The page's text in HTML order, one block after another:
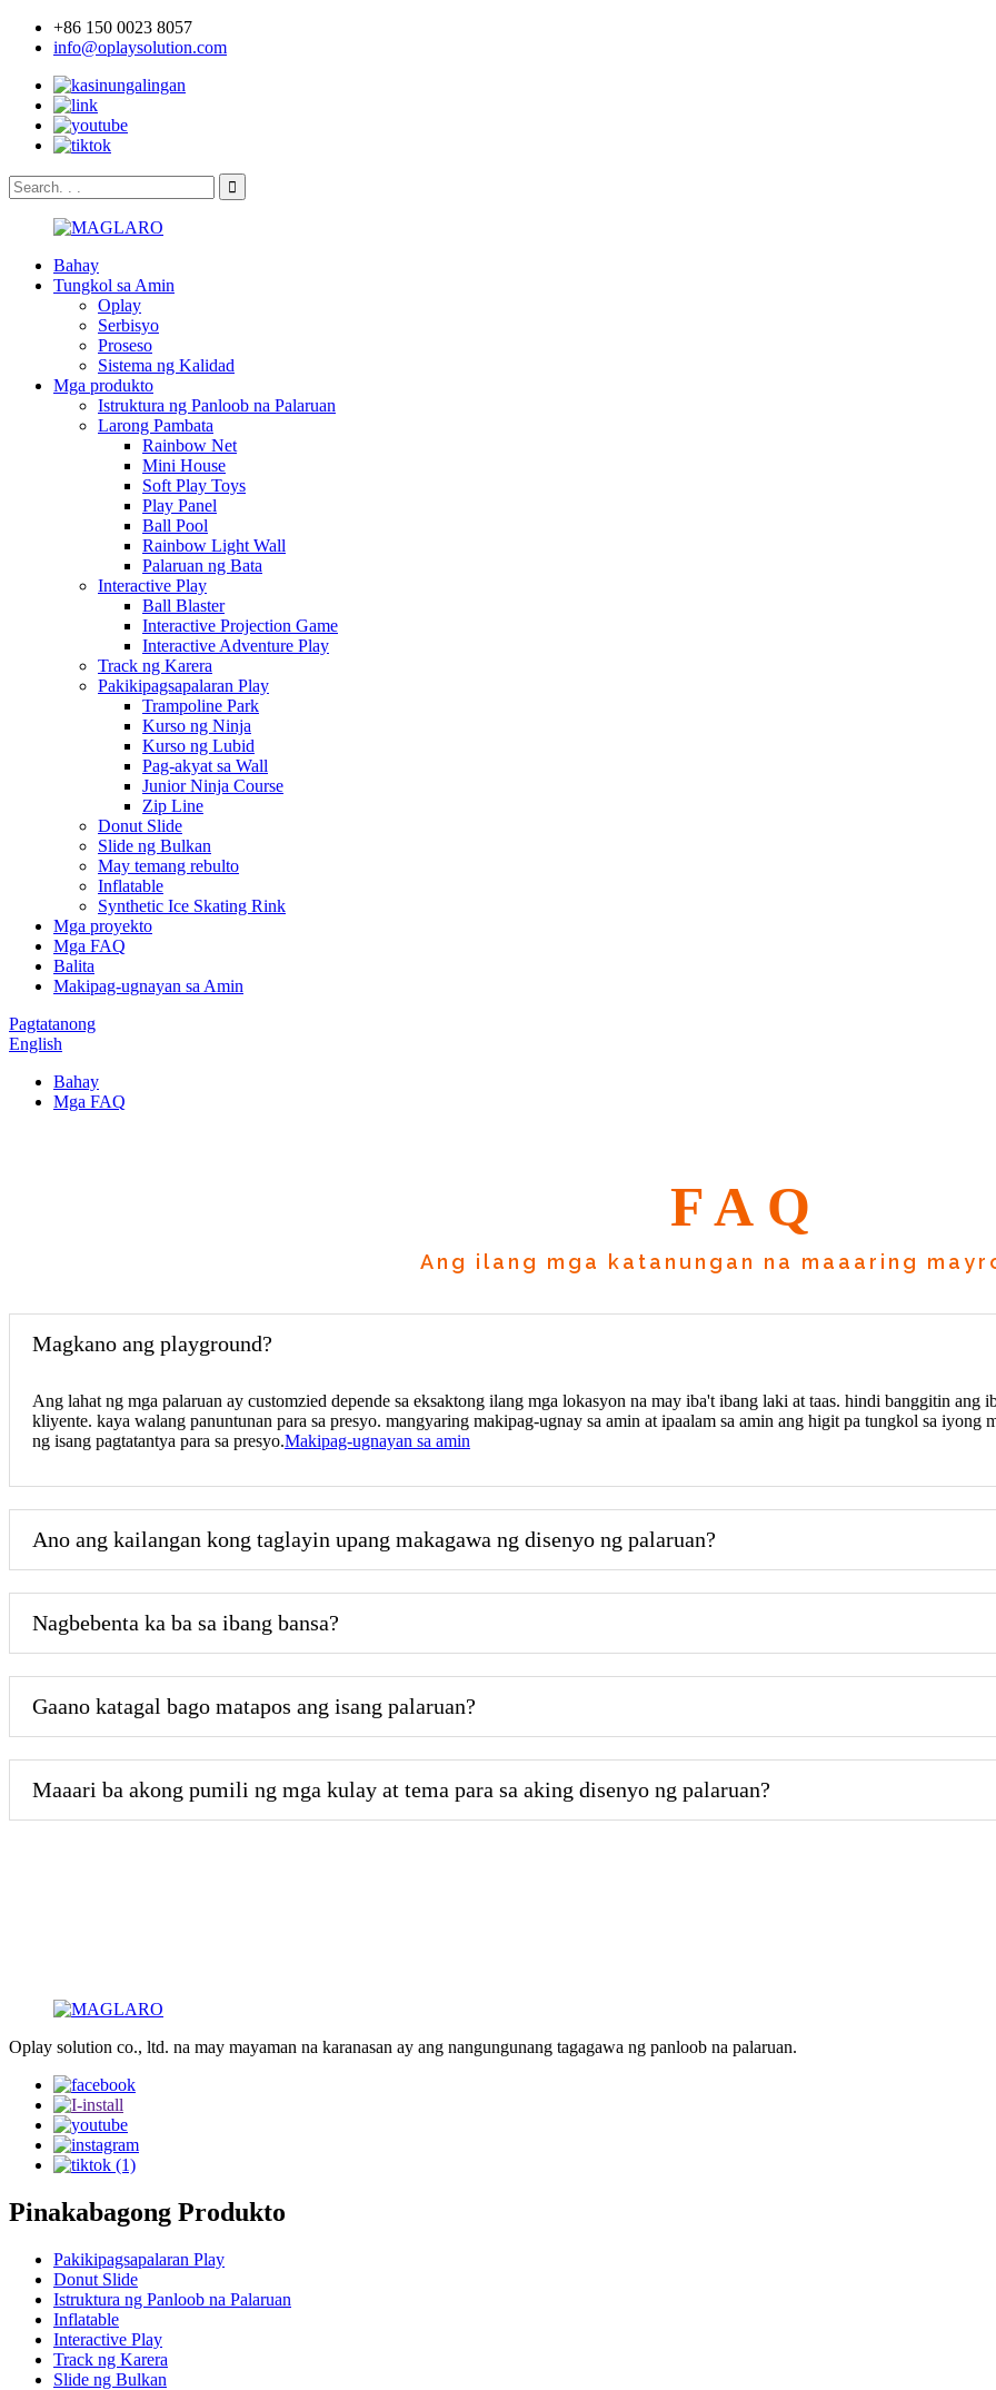
+86 150 0023 8057
info@oplaysolution.com
Bahay
Tungkol sa Amin
Oplay
Serbisyo
Proseso
Sistema ng Kalidad
Mga produkto
Istruktura ng Panloob na Palaruan
Larong Pambata
Rainbow Net
Mini House
Soft Play Toys
Play Panel
Ball Pool
Rainbow Light Wall
Palaruan ng Bata
Interactive Play
Ball Blaster
Interactive Projection Game
Interactive Adventure Play
Track ng Karera
Pakikipagsapalaran Play
Trampoline Park
Kurso ng Ninja
Kurso ng Lubid
Pag-akyat sa Wall
Junior Ninja Course
Zip Line
Donut Slide
Slide ng Bulkan
May temang rebulto
Inflatable
Synthetic Ice Skating Rink
Mga proyekto
Mga FAQ
Balita
Makipag-ugnayan sa Amin
Pagtatanong
English
Bahay
Mga FAQ
FAQ
Ang ilang mga katanungan na maaaring
Magkano ang playground?
Ang lahat ng mga palaruan ay customzied depende sa eksaktong ilang mga lokasyon na may iba't ibang laki at taas. hindi banggitin ang
kliyente. kaya walang panuntunan para sa presyo. mangyaring makipag-ugnay sa amin at ipaalam sa amin ang higit pa tungkol sa iyong
ng isang pagtatantya para sa presyo.Makipag-ugnayan sa amin
Ano ang kailangan kong taglayin upang makagawa ng disenyo ng palaruan?
Nagbebenta ka ba sa ibang bansa?
Gaano katagal bago matapos ang isang palaruan?
Maaari ba akong pumili ng mga kulay at tema para sa aking disenyo ng palaruan?
Oplay solution co., ltd. na may mayaman na karanasan ay ang nangungunang tagagawa ng panloob na palaruan.
Pinakabagong Produkto
Pakikipagsapalaran Play
Donut Slide
Istruktura ng Panloob na Palaruan
Inflatable
Interactive Play
Track ng Karera
Slide ng Bulkan